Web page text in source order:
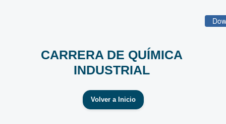
CARRERA DE QUÍMICA
INDUSTRIAL
Volver a Inicio